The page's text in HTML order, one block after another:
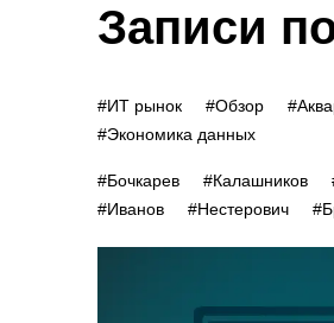
Записи
#ИТ рынок #Обзор
#Экономика данных
#Бочкарев #Калашников
#Иванов
#Нестерович